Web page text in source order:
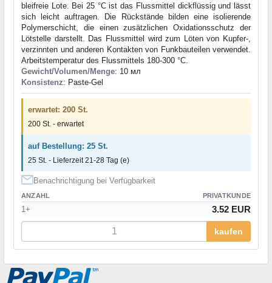
bleifreie Lote. Bei 25 °C ist das Flussmittel dickflüssig und lässt
sich leicht auftragen. Die Rückstände bilden eine isolierende
Polymerschicht, die einen zusätzlichen Oxidationsschutz der
Lötstelle darstellt. Das Flussmittel wird zum Löten von Kupfer-,
verzinnten und anderen Kontakten von Funkbauteilen verwendet.
Arbeitstemperatur des Flussmittels 180-300 °C.
Gewicht/Volumen/Menge: 10 мл
Konsistenz: Paste-Gel
erwartet: 200 St.
200 St. - erwartet
auf Bestellung: 25 St.
25 St. - Lieferzeit 21-28 Tag (e)
Benachrichtigung bei Verfügbarkeit
ANZAHL PRIVATKUNDE
1+ 3.52 EUR
kaufen